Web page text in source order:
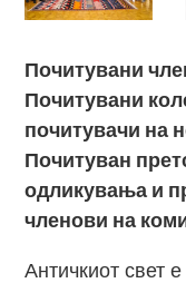
Почитувани
Почитувани
почитувачи на
Почитуван
одликувања и
членови на
Античкиот свет